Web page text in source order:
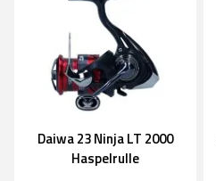
Daiwa 23 Ninja LT 2000
Haspelrulle